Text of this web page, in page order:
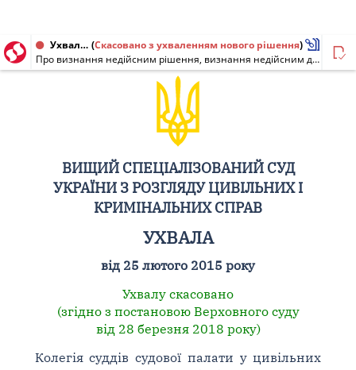
Ухвала від 25.02.2015 № 6-686св15 (Скасовано з ухваленням нового рішення)
Про визнання недійсним рішення, визнання недійсним державного акта на право власності на земельну ділянку, визнання недійсним договору купівлі-продажу
ВИЩИЙ СПЕЦІАЛІЗОВАНИЙ СУД
УКРАЇНИ З РОЗГЛЯДУ ЦИВІЛЬНИХ І
КРИМІНАЛЬНИХ СПРАВ
УХВАЛА
від 25 лютого 2015 року
Ухвалу скасовано
(згідно з постановою Верховного суду
від 28 березня 2018 року)
Колегія суддів судової палати у цивільних